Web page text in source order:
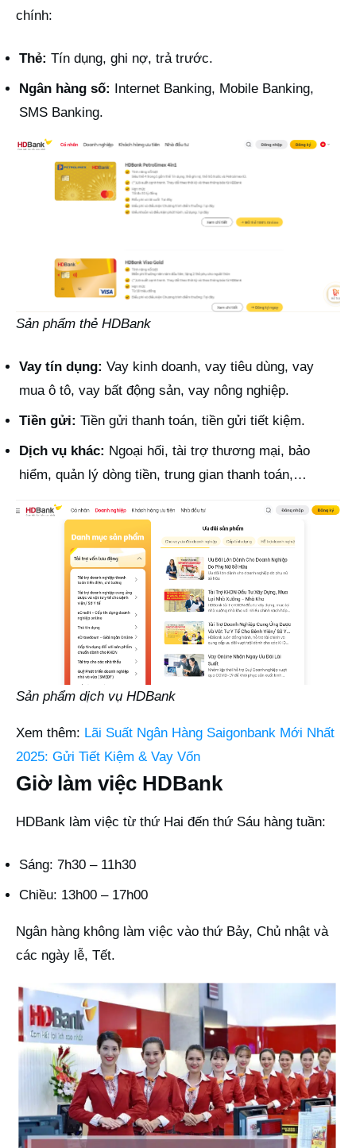
chính:
Thẻ: Tín dụng, ghi nợ, trả trước.
Ngân hàng số: Internet Banking, Mobile Banking,
SMS Banking.
Sản phẩm thẻ HDBank
Vay tín dụng: Vay kinh doanh, vay tiêu dùng, vay
mua ô tô, vay bất động sản, vay nông nghiệp.
Tiền gửi: Tiền gửi thanh toán, tiền gửi tiết kiệm.
Dịch vụ khác: Ngoại hối, tài trợ thương mại, bảo
hiểm, quản lý dòng tiền, trung gian thanh toán,…
Sản phẩm dịch vụ HDBank
Xem thêm: Lãi Suất Ngân Hàng Saigonbank Mới Nhất
2025: Gửi Tiết Kiệm & Vay Vốn
Giờ làm việc HDBank
HDBank làm việc từ thứ Hai đến thứ Sáu hàng tuần:
Sáng: 7h30 – 11h30
Chiều: 13h00 – 17h00
Ngân hàng không làm việc vào thứ Bảy, Chủ nhật và
các ngày lễ, Tết.